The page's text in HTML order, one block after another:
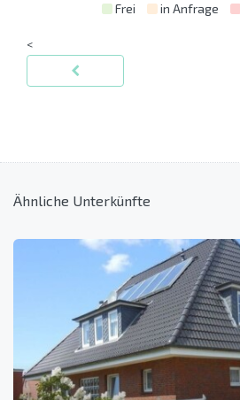
Frei in Anfrage
<
Ähnliche Unterkünfte